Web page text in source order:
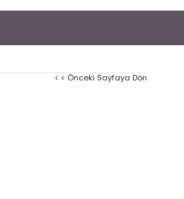
< < Önceki Sayfaya Dön